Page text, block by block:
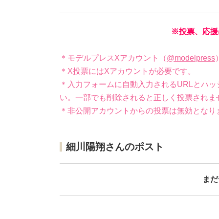
※投票、応援
＊モデルプレスXアカウント（@modelpress
＊X投票にはXアカウントが必要です。
＊入力フォームに自動入力されるURLとハッ
い。一部でも削除されると正しく投票されま
＊非公開アカウントからの投票は無効となり
細川陽翔さんのポスト
ま